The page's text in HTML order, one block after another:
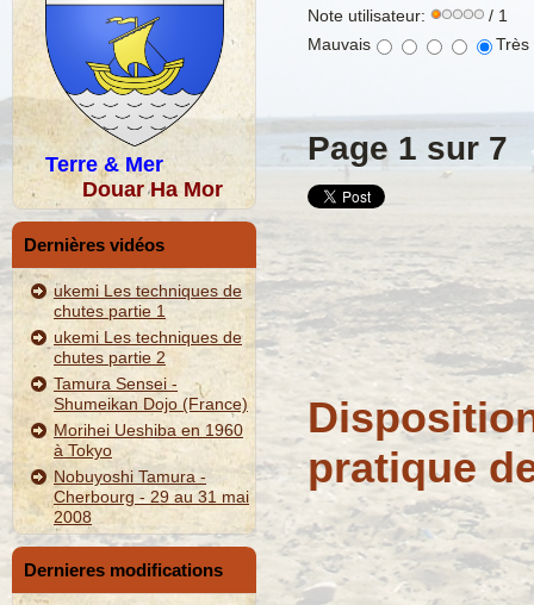
Terre & Mer
Douar Ha Mor
Dernières vidéos
ukemi Les techniques de
chutes partie 1
ukemi Les techniques de
chutes partie 2
Tamura Sensei -
Shumeikan Dojo (France)
Morihei Ueshiba en 1960
à Tokyo
Nobuyoshi Tamura -
Cherbourg - 29 au 31 mai
2008
Dernieres modifications
Note utilisateur:
/ 1
Mauvais
Page 1 sur 7
pratique